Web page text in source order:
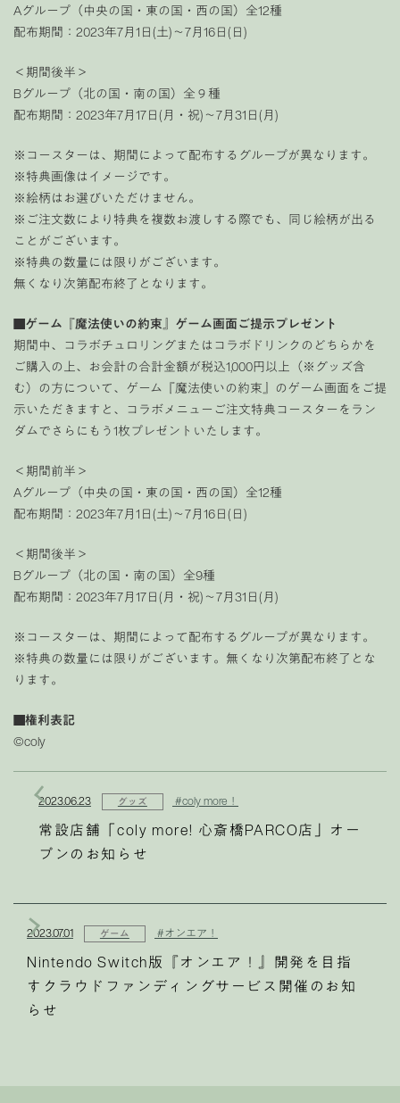
Aグループ（中央の国・東の国・西の国）全12種
配布期間：2023年7月1日(土)〜7月16日(日)
＜期間後半＞
Bグループ（北の国・南の国）全９種
配布期間：2023年7月17日(月・祝)〜7月31日(月)
※コースターは、期間によって配布するグループが異なります。
※特典画像はイメージです。
※絵柄はお選びいただけません。
※ご注文数により特典を複数お渡しする際でも、同じ絵柄が出る
ことがございます。
※特典の数量には限りがございます。
無くなり次第配布終了となります。
■ゲーム『魔法使いの約束』ゲーム画面ご提示プレゼント
期間中、コラボチュロリングまたはコラボドリンクのどちらかを
ご購入の上、お会計の合計金額が税込1,000円以上（※グッズ含
む）の方について、ゲーム『魔法使いの約束』のゲーム画面をご提
示いただきますと、コラボメニューご注文特典コースターをラン
ダムでさらにもう1枚プレゼントいたします。
＜期間前半＞
Aグループ（中央の国・東の国・西の国）全12種
配布期間：2023年7月1日(土)〜7月16日(日)
＜期間後半＞
Bグループ（北の国・南の国）全9種
配布期間：2023年7月17日(月・祝)〜7月31日(月)
※コースターは、期間によって配布するグループが異なります。
※特典の数量には限りがございます。無くなり次第配布終了とな
ります。
■権利表記
©coly
2023.06.23 グッズ #coly more！
常設店舗「coly more! 心斎橋PARCO店」オー
プンのお知らせ
2023.07.01 ゲーム #オンエア！
Nintendo Switch版『オンエア！』開発を目指
すクラウドファンディングサービス開催のお知
らせ